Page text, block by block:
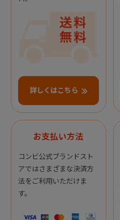
詳しくはこちら
お支払い方法
コンビ公式ブランドスト
アではさまざまな決済方
法をご利用いただけま
す。